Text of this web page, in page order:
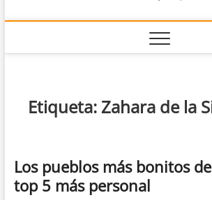
Etiqueta: Zahara de la
Los pueblos más bonitos
top 5 más personal